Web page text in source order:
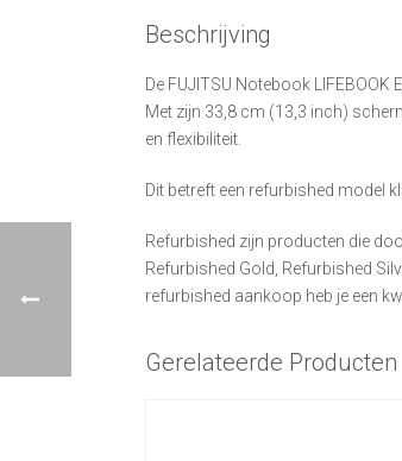
Beschrijving
De FUJITSU Notebook
Met zijn 33,8 cm (13,3 inch)
en flexibiliteit.
Dit betreft een refurbished model
Refurbished zijn producten die
Refurbished Gold, Refurbished
refurbished aankoop heb je een
Gerelateerde Producten